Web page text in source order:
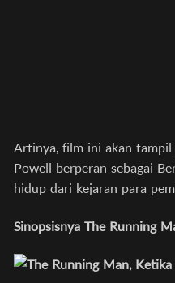
Artinya, film ini akan
Powell berperan sebagai
hidup dari kejaran para
Sinopsisnya The Running